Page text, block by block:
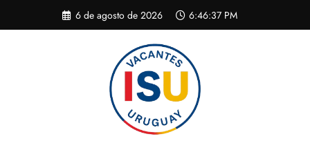
contenido
6 de agosto de 2026 6:46:38 PM